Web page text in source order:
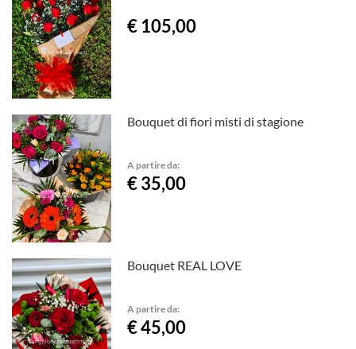
€ 105,00
Bouquet di fiori misti di stagione
A partire da:
€ 35,00
Bouquet REAL LOVE
A partire da:
€ 45,00